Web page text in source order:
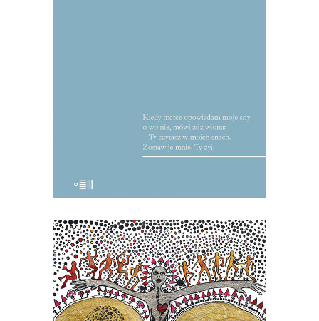
zł 22.50 zł
KSIĄŻKA DO KOSZYKA
[EBOOK] Karel Ćapek – FABRYKA
ABSOLUTU
Na terenie Czech wyprodukowano
Boga. Maszyny zwane karburatorami